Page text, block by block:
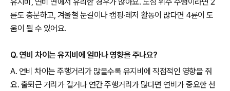
유지비, 연비 면에서 유리한 경우가 많아요. 도심 위주 주행이라면 2
륜도 충분하고, 겨울철 눈길이나 캠핑·레저 활동이 많다면 4륜이 도
움이 될 수 있어요.
Q. 연비 차이는 유지비에 얼마나 영향을 주나요?
A. 연비 차이는 주행거리가 많을수록 유지비에 직접적인 영향을 줘
요. 출퇴근 거리가 길거나 연간 주행거리가 많다면 연비가 중요한 선